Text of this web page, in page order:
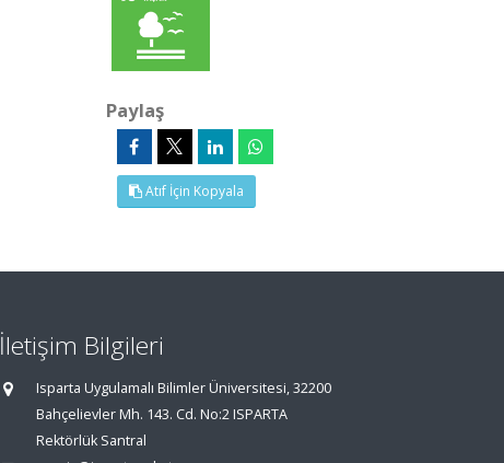
Paylaş
Atıf İçin Kopyala
İletişim Bilgileri
Isparta Uygulamalı Bilimler Üniversitesi, 32200
Bahçelievler Mh. 143. Cd. No:2 ISPARTA
Rektörlük Santral